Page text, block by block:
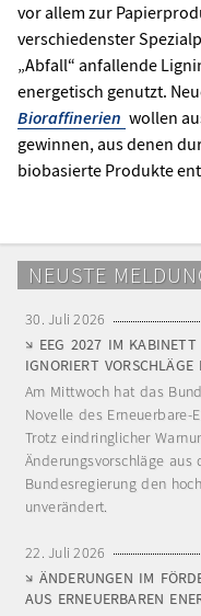
vor allem zur
verschiedenster
„Abfall“ anfallende
energetisch genutzt.
Bioraffinerien wollen
gewinnen, aus denen
biobasierte Produkte
NEUSTE
30. Juli 2026
EEG 2027 IM KABINETT
IGNORIERT
Am Mittwoch hat das
Novelle des Erneuerbare-
Trotz eindringlicher
Änderungsvorschläge
Bundesregierung den
unverändert.
22. Juli 2026
ÄNDERUNGEN IM
AUS ERNEUERBAREN